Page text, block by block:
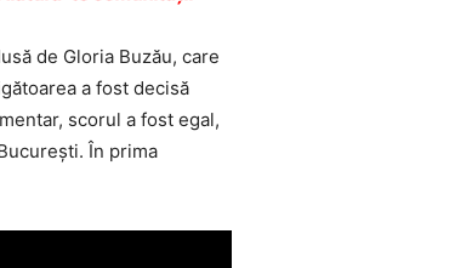
de Gloria Buzău, care
a fost decisă
scorul a fost egal,
În prima